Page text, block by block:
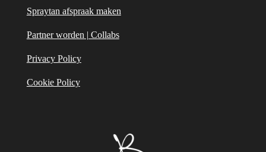
Spraytan afspraak maken
Partner worden | Collabs
Privacy Policy
Cookie Policy